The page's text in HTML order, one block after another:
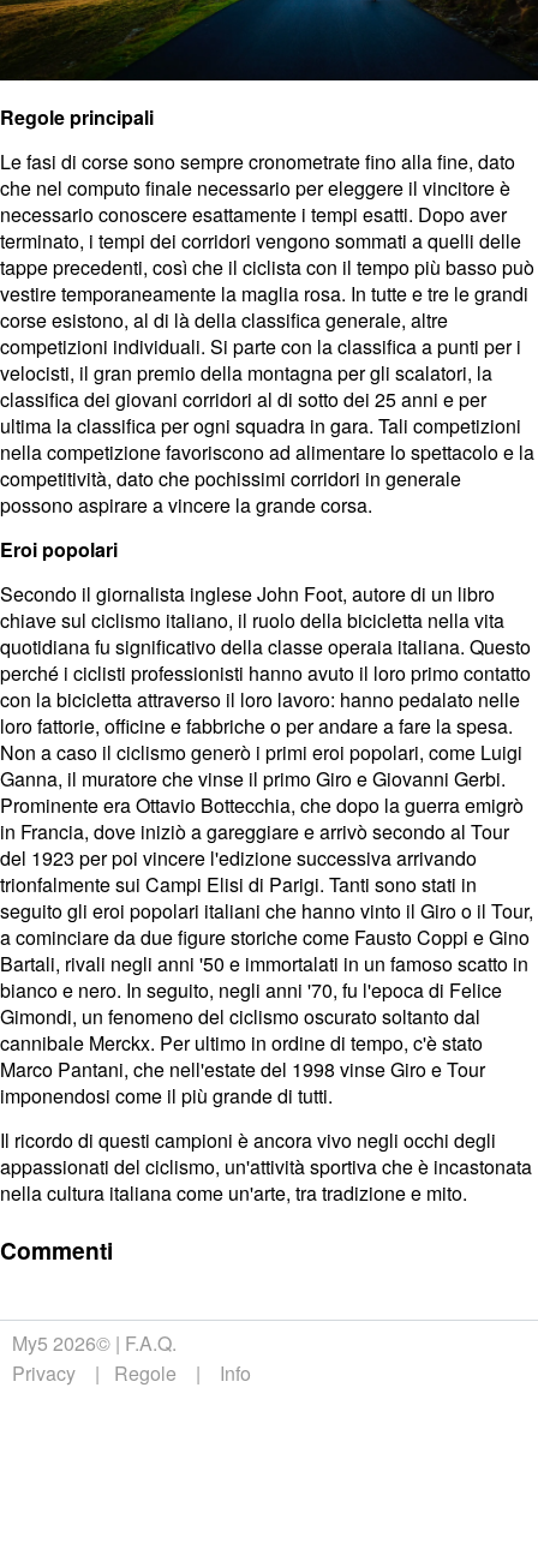
Regole principali
Le fasi di corse sono sempre cronometrate fino alla fine, dato
che nel computo finale necessario per eleggere il vincitore è
necessario conoscere esattamente i tempi esatti. Dopo aver
terminato, i tempi dei corridori vengono sommati a quelli delle
tappe precedenti, così che il ciclista con il tempo più basso può
vestire temporaneamente la maglia rosa. In tutte e tre le grandi
corse esistono, al di là della classifica generale, altre
competizioni individuali. Si parte con la classifica a punti per i
velocisti, il gran premio della montagna per gli scalatori, la
classifica dei giovani corridori al di sotto dei 25 anni e per
ultima la classifica per ogni squadra in gara. Tali competizioni
nella competizione favoriscono ad alimentare lo spettacolo e la
competitività, dato che pochissimi corridori in generale
possono aspirare a vincere la grande corsa.
Eroi popolari
Secondo il giornalista inglese John Foot, autore di un libro
chiave sul ciclismo italiano, il ruolo della bicicletta nella vita
quotidiana fu significativo della classe operaia italiana. Questo
perché i ciclisti professionisti hanno avuto il loro primo contatto
con la bicicletta attraverso il loro lavoro: hanno pedalato nelle
loro fattorie, officine e fabbriche o per andare a fare la spesa.
Non a caso il ciclismo generò i primi eroi popolari, come Luigi
Ganna, il muratore che vinse il primo Giro e Giovanni Gerbi.
Prominente era Ottavio Bottecchia, che dopo la guerra emigrò
in Francia, dove iniziò a gareggiare e arrivò secondo al Tour
del 1923 per poi vincere l'edizione successiva arrivando
trionfalmente sui Campi Elisi di Parigi. Tanti sono stati in
seguito gli eroi popolari italiani che hanno vinto il Giro o il Tour,
a cominciare da due figure storiche come Fausto Coppi e Gino
Bartali, rivali negli anni '50 e immortalati in un famoso scatto in
bianco e nero. In seguito, negli anni '70, fu l'epoca di Felice
Gimondi, un fenomeno del ciclismo oscurato soltanto dal
cannibale Merckx. Per ultimo in ordine di tempo, c'è stato
Marco Pantani, che nell'estate del 1998 vinse Giro e Tour
imponendosi come il più grande di tutti.
Il ricordo di questi campioni è ancora vivo negli occhi degli
appassionati del ciclismo, un'attività sportiva che è incastonata
nella cultura italiana come un'arte, tra tradizione e mito.
Commenti
My5 2026© F.A.Q.
Privacy
Regole Info